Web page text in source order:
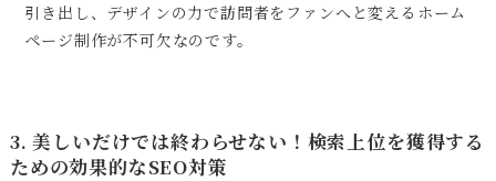
引き出し、デザインの力で訪問者をファンへと変えるホーム
ページ制作が不可欠なのです。
3. 美しいだけでは終わらせない！検索上位を獲得する
ための効果的なSEO対策